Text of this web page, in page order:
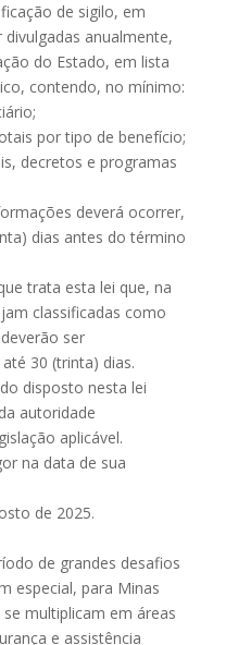
de sigilo, em
anualmente,
do Estado, em lista
contendo, no mínimo:
por tipo de benefício;
decretos e programas
deverá ocorrer,
dias antes do término
trata esta lei que, na
classificadas como
ser
30 (trinta) dias.
disposto nesta lei
autoridade
aplicável.
na data de sua
de 2025.
de grandes desafios
especial, para Minas
multiplicam em áreas
e assistência